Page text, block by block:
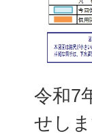
令和7
せしま